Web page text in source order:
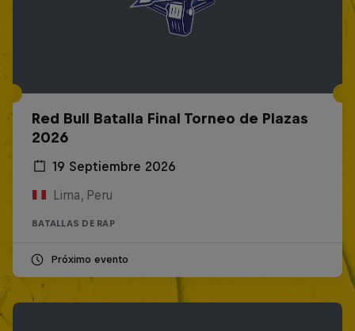
Red Bull Batalla Final Torneo de Plazas
2026
19 Septiembre 2026
Lima, Peru
BATALLAS DE RAP
Próximo evento